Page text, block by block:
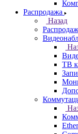
Распродажа
Назад
ТВ